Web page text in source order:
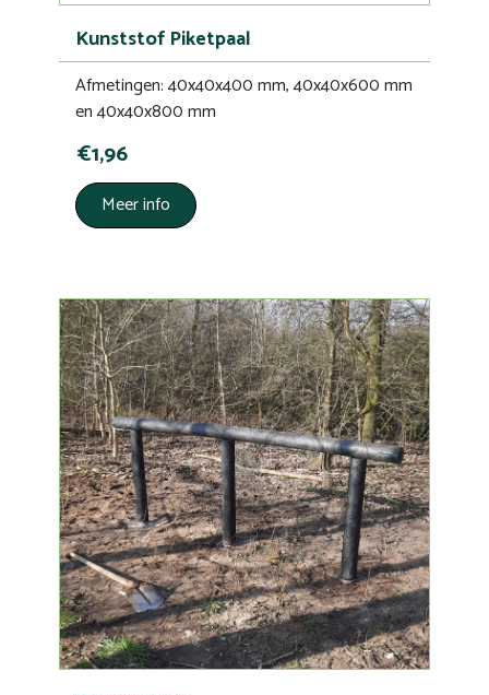
Kunststof Piketpaal
Afmetingen: 40x40x400 mm, 40x40x600 mm
en 40x40x800 mm
€1,96
Meer info